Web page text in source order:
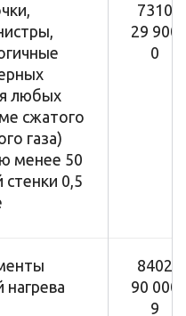
любых
сжатого
газа)
менее 50
0,5
7310
29 900
0
нагрева
8402
90 000
9